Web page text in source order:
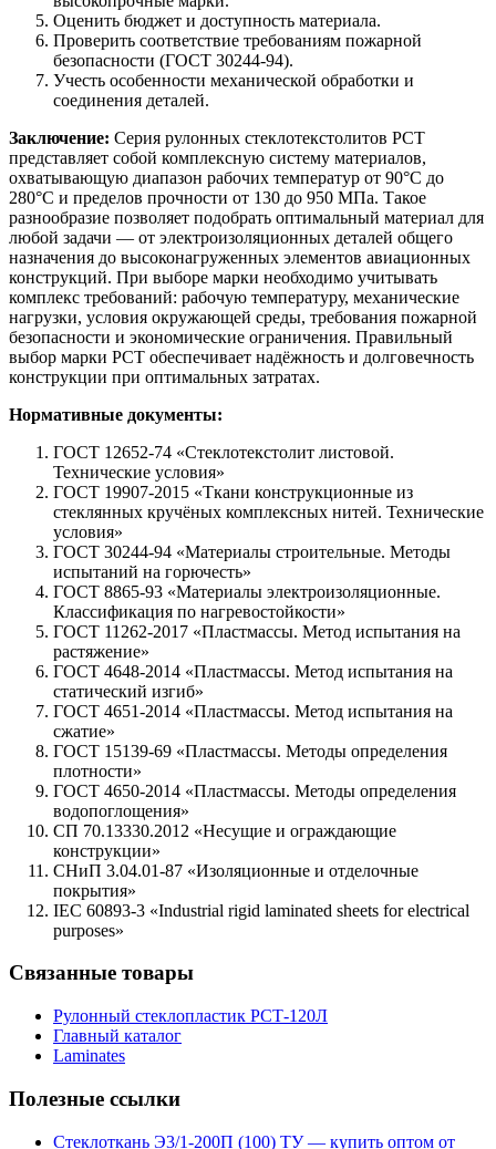
Оценить бюджет и доступность материала.
Проверить соответствие требованиям пожарной
безопасности (ГОСТ 30244-94).
Учесть особенности механической обработки и
соединения деталей.
Заключение: Серия рулонных стеклотекстолитов РСТ
представляет собой комплексную систему материалов,
охватывающую диапазон рабочих температур от 90°C до
280°C и пределов прочности от 130 до 950 МПа. Такое
разнообразие позволяет подобрать оптимальный материал для
любой задачи — от электроизоляционных деталей общего
назначения до высоконагруженных элементов авиационных
конструкций. При выборе марки необходимо учитывать
комплекс требований: рабочую температуру, механические
нагрузки, условия окружающей среды, требования пожарной
безопасности и экономические ограничения. Правильный
выбор марки РСТ обеспечивает надёжность и долговечность
конструкции при оптимальных затратах.
Нормативные документы:
ГОСТ 12652-74 «Стеклотекстолит листовой.
Технические условия»
ГОСТ 19907-2015 «Ткани конструкционные из
стеклянных кручёных комплексных нитей. Технические
условия»
ГОСТ 30244-94 «Материалы строительные. Методы
испытаний на горючесть»
ГОСТ 8865-93 «Материалы электроизоляционные.
Классификация по нагревостойкости»
ГОСТ 11262-2017 «Пластмассы. Метод испытания на
растяжение»
ГОСТ 4648-2014 «Пластмассы. Метод испытания на
статический изгиб»
ГОСТ 4651-2014 «Пластмассы. Метод испытания на
сжатие»
ГОСТ 15139-69 «Пластмассы. Методы определения
плотности»
ГОСТ 4650-2014 «Пластмассы. Методы определения
водопоглощения»
СП 70.13330.2012 «Несущие и ограждающие
конструкции»
СНиП 3.04.01-87 «Изоляционные и отделочные
покрытия»
IEC 60893-3 «Industrial rigid laminated sheets for electrical
purposes»
Связанные товары
Рулонный стеклопластик РСТ-120Л
Главный каталог
Laminates
Полезные ссылки
Стеклоткань Э3/1-200П (100) ТУ — купить оптом от